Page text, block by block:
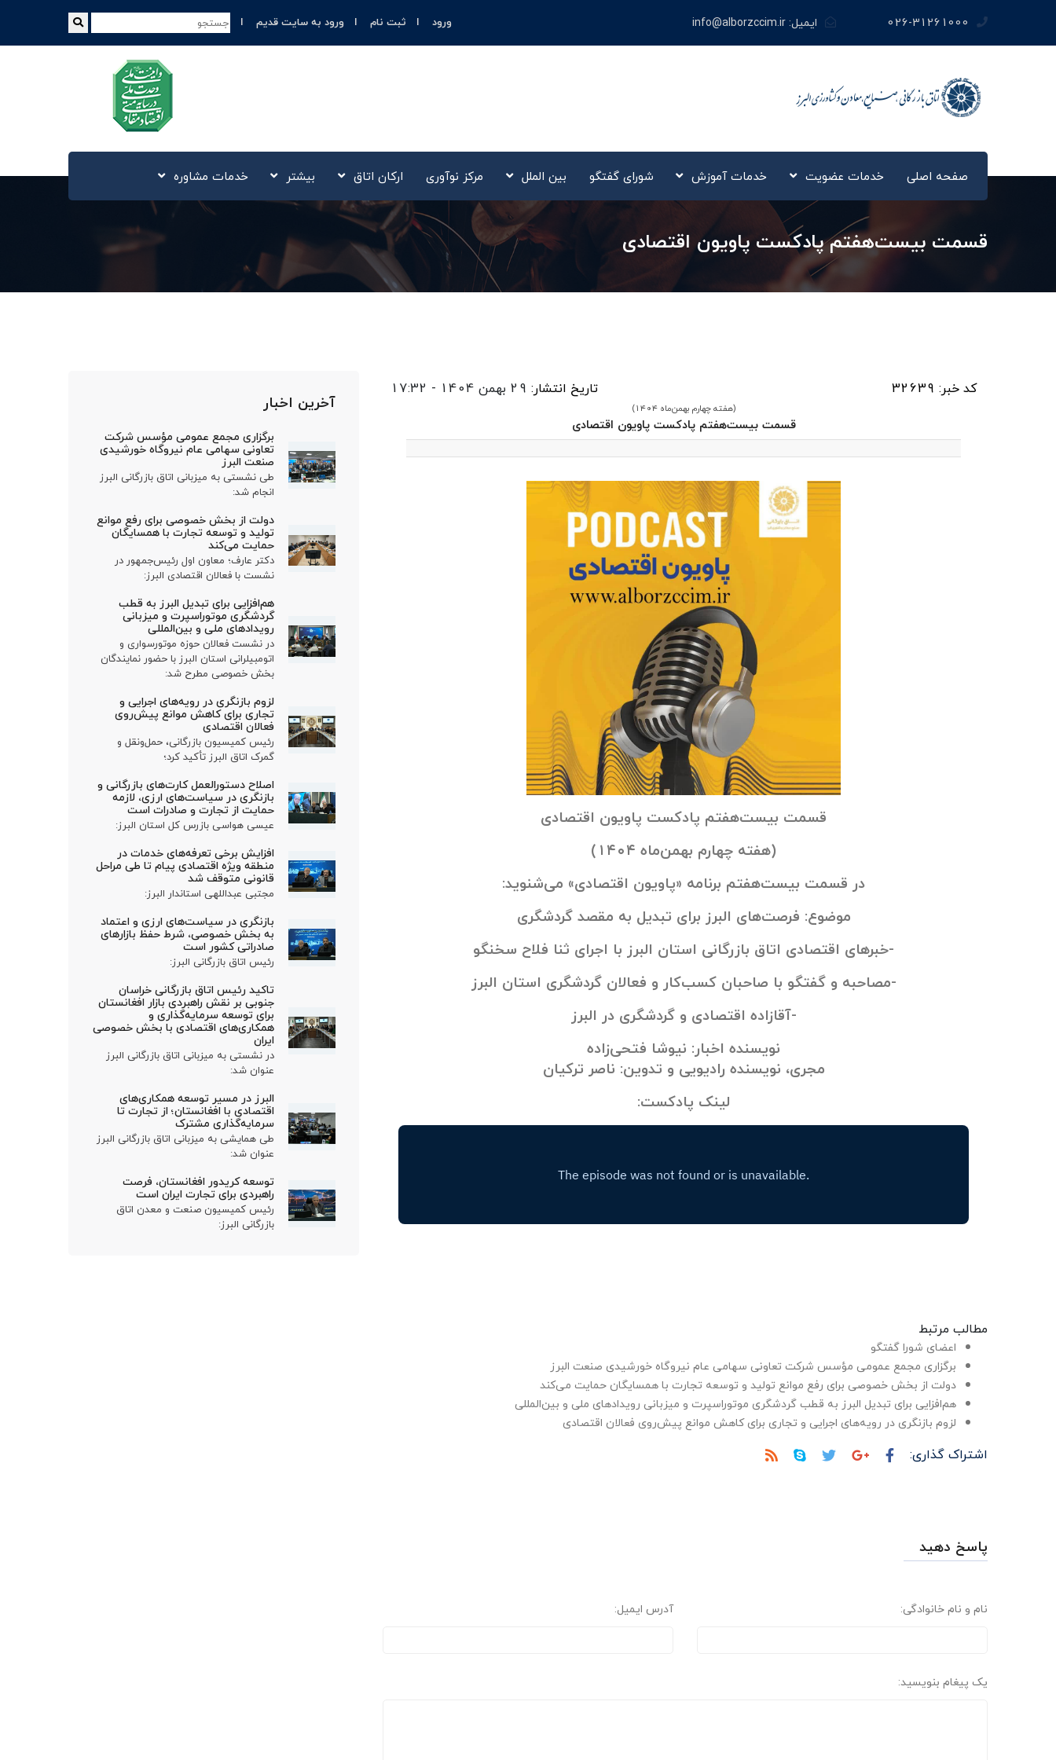
026-31261000 ایمیل:info@alborzccim.ir ورود ثبت نام ورود به سایت قدیم
صفحه اصلی خدمات عضویت خدمات آموزش شورای گفتگو بین الملل مرکز نوآوری‌ ارکان اتاق بیشتر خدمات مشاوره
قسمت بیست‌هفتم پادکست پاویون اقتصادی
کد خبر: 32639 تاریخ انتشار: 29 بهمن 1404 - 17:32
(هفته چهارم بهمن‌ماه ۱۴۰۴)
قسمت بیست‌هفتم پادکست پاویون اقتصادی
قسمت بیست‌هفتم پادکست پاویون اقتصادی
(هفته چهارم بهمن‌ماه ۱۴۰۴)
در قسمت بیست‌هفتم برنامه «پاویون اقتصادی» می‌شنوید:
موضوع: فرصت‌های البرز برای تبدیل به مقصد گردشگری
-خبرهای اقتصادی اتاق بازرگانی استان البرز با اجرای ثنا فلاح سخنگو
-مصاحبه و گفتگو با صاحبان کسب‌کار و فعالان گردشگری استان البرز
-آقازاده اقتصادی و گردشگری در البرز
نویسنده اخبار: نیوشا فتحی‌زاده
مجری، نویسنده رادیویی و تدوین: ناصر ترکیان
لینک پادکست:
مطالب مرتبط
اعضای شورا گفتگو
برگزاری مجمع عمومی مؤسس شرکت تعاونی سهامی عام نیروگاه خورشیدی صنعت البرز
دولت از بخش خصوصی برای رفع موانع تولید و توسعه تجارت با همسایگان حمایت می‌کند
هم‌افزایی برای تبدیل البرز به قطب گردشگری موتوراسپرت و میزبانی رویدادهای ملی و بین‌المللی
لزوم بازنگری در رویه‌های اجرایی و تجاری برای کاهش موانع پیش‌روی فعالان اقتصادی
اشتراک گذاری:
پاسخ دهید
نام و نام خانوادگی: آدرس ایمیل:
یک پیغام بنویسید:
آخرین اخبار
برگزاری مجمع عمومی مؤسس شرکت
تعاونی سهامی عام نیروگاه خورشیدی
صنعت البرز
طی نشستی به میزبانی اتاق بازرگانی البرز
انجام شد:
دولت از بخش خصوصی برای رفع موانع
تولید و توسعه تجارت با همسایگان
حمایت می‌کند
دکتر عارف؛ معاون اول رئیس‌جمهور در
نشست با فعالان اقتصادی البرز:
هم‌افزایی برای تبدیل البرز به قطب
گردشگری موتوراسپرت و میزبانی
رویدادهای ملی و بین‌المللی
در نشست فعالان حوزه موتورسواری و
اتومبیلرانی استان البرز با حضور نمایندگان
بخش خصوصی مطرح شد:
لزوم بازنگری در رویه‌های اجرایی و
تجاری برای کاهش موانع پیش‌روی
فعالان اقتصادی
رئیس کمیسیون بازرگانی، حمل‌ونقل و
گمرک اتاق البرز تأکید کرد؛
اصلاح دستورالعمل کارت‌های بازرگانی و
بازنگری در سیاست‌های ارزی، لازمه
حمایت از تجارت و صادرات است
عیسی هواسی بازرس کل استان البرز:
افزایش برخی تعرفه‌های خدمات در
منطقه ویژه اقتصادی پیام تا طی مراحل
قانونی متوقف شد
مجتبی عبداللهی استاندار البرز:
بازنگری در سیاست‌های ارزی و اعتماد
به بخش خصوصی، شرط حفظ بازارهای
صادراتی کشور است
رئیس اتاق بازرگانی البرز:
تاکید رئیس اتاق بازرگانی خراسان
جنوبی بر نقش راهبردی بازار افغانستان
برای توسعه سرمایه‌گذاری و
همکاری‌های اقتصادی با بخش خصوصی
ایران
در نشستی به میزبانی اتاق بازرگانی البرز
عنوان شد:
البرز در مسیر توسعه همکاری‌های
اقتصادی با افغانستان؛ از تجارت تا
سرمایه‌گذاری مشترک
طی همایشی به میزبانی اتاق بازرگانی البرز
عنوان شد:
توسعه کریدور افغانستان، فرصت
راهبردی برای تجارت ایران است
رئیس کمیسیون صنعت و معدن اتاق
بازرگانی البرز: